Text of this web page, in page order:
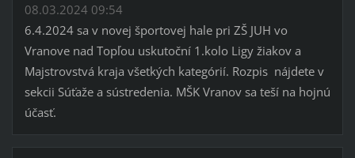
08.03.2024 09:54
6.4.2024 sa v novej športovej hale pri ZŠ JUH vo
Vranove nad Topľou uskutoční 1.kolo Ligy žiakov a
Majstrovstvá kraja všetkých kategórií. Rozpis nájdete v
sekcii Súťaže a sústredenia. MŠK Vranov sa teší na hojnú
účasť.